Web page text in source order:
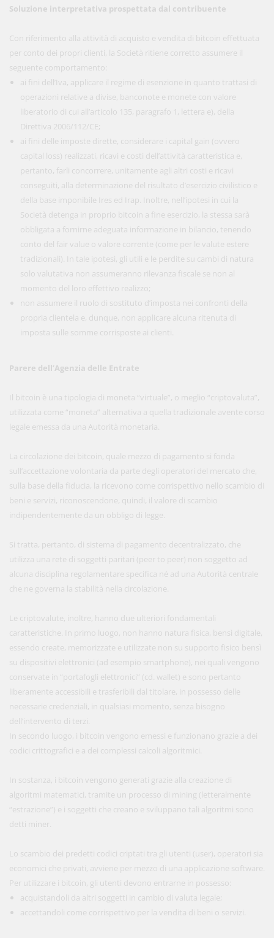
Soluzione interpretativa prospettata dal contribuente
Con riferimento alla attività di acquisto e vendita di bitcoin effettuata
per conto dei propri clienti, la Società ritiene corretto assumere il
seguente comportamento:
ai fini dell’Iva, applicare il regime di esenzione in quanto trattasi di
operazioni relative a divise, banconote e monete con valore
liberatorio di cui all’articolo 135, paragrafo 1, lettera e), della
Direttiva 2006/112/CE;
ai fini delle imposte dirette, considerare i capital gain (ovvero
capital loss) realizzati, ricavi e costi dell’attività caratteristica e,
pertanto, farli concorrere, unitamente agli altri costi e ricavi
conseguiti, alla determinazione del risultato d’esercizio civilistico e
della base imponibile Ires ed Irap. Inoltre, nell’ipotesi in cui la
Società detenga in proprio bitcoin a fine esercizio, la stessa sarà
obbligata a fornirne adeguata informazione in bilancio, tenendo
conto del fair value o valore corrente (come per le valute estere
tradizionali). In tale ipotesi, gli utili e le perdite su cambi di natura
solo valutativa non assumeranno rilevanza fiscale se non al
momento del loro effettivo realizzo;
non assumere il ruolo di sostituto d’imposta nei confronti della
propria clientela e, dunque, non applicare alcuna ritenuta di
imposta sulle somme corrisposte ai clienti.
Parere dell’Agenzia delle Entrate
Il bitcoin è una tipologia di moneta “virtuale”, o meglio “criptovaluta”,
utilizzata come “moneta” alternativa a quella tradizionale avente corso
legale emessa da una Autorità monetaria.
La circolazione dei bitcoin, quale mezzo di pagamento si fonda
sull’accettazione volontaria da parte degli operatori del mercato che,
sulla base della fiducia, la ricevono come corrispettivo nello scambio di
beni e servizi, riconoscendone, quindi, il valore di scambio
indipendentemente da un obbligo di legge.
Si tratta, pertanto, di sistema di pagamento decentralizzato, che
utilizza una rete di soggetti paritari (peer to peer) non soggetto ad
alcuna disciplina regolamentare specifica né ad una Autorità centrale
che ne governa la stabilità nella circolazione.
Le criptovalute, inoltre, hanno due ulteriori fondamentali
caratteristiche. In primo luogo, non hanno natura fisica, bensì digitale,
essendo create, memorizzate e utilizzate non su supporto fisico bensì
su dispositivi elettronici (ad esempio smartphone), nei quali vengono
conservate in “portafogli elettronici” (cd. wallet) e sono pertanto
liberamente accessibili e trasferibili dal titolare, in possesso delle
necessarie credenziali, in qualsiasi momento, senza bisogno
dell’intervento di terzi.
In secondo luogo, i bitcoin vengono emessi e funzionano grazie a dei
codici crittografici e a dei complessi calcoli algoritmici.
In sostanza, i bitcoin vengono generati grazie alla creazione di
algoritmi matematici, tramite un processo di mining (letteralmente
“estrazione”) e i soggetti che creano e sviluppano tali algoritmi sono
detti miner.
Lo scambio dei predetti codici criptati tra gli utenti (user), operatori sia
economici che privati, avviene per mezzo di una applicazione software.
Per utilizzare i bitcoin, gli utenti devono entrarne in possesso:
acquistandoli da altri soggetti in cambio di valuta legale;
accettandoli come corrispettivo per la vendita di beni o servizi.